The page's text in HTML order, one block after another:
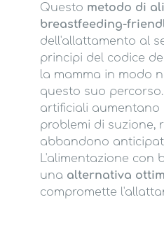
Questo metodo di
breastfeeding-
dell'allattamento al
principi del codice
la mamma in modo
questo suo
artificiali aumentano
problemi di suzione,
abbandono
L'alimentazione con
una alternativa
compromette